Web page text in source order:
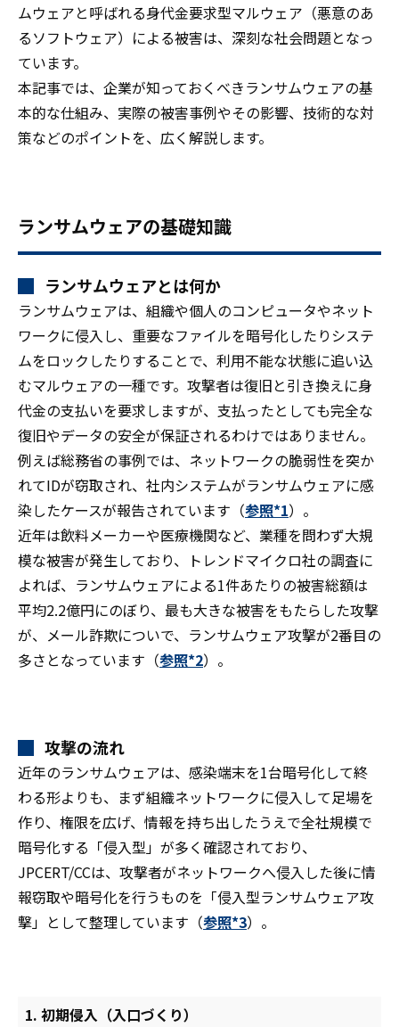
ムウェアと呼ばれる身代金要求型マルウェア（悪意のあ
るソフトウェア）による被害は、深刻な社会問題となっ
ています。
本記事では、企業が知っておくべきランサムウェアの基
本的な仕組み、実際の被害事例やその影響、技術的な対
策などのポイントを、広く解説します。
ランサムウェアの基礎知識
ランサムウェアとは何か
ランサムウェアは、組織や個人のコンピュータやネット
ワークに侵入し、重要なファイルを暗号化したりシステ
ムをロックしたりすることで、利用不能な状態に追い込
むマルウェアの一種です。攻撃者は復旧と引き換えに身
代金の支払いを要求しますが、支払ったとしても完全な
復旧やデータの安全が保証されるわけではありません。
例えば総務省の事例では、ネットワークの脆弱性を突か
れてIDが窃取され、社内システムがランサムウェアに感
染したケースが報告されています（参照*1）。
近年は飲料メーカーや医療機関など、業種を問わず大規
模な被害が発生しており、トレンドマイクロ社の調査に
よれば、ランサムウェアによる1件あたりの被害総額は
平均2.2億円にのぼり、最も大きな被害をもたらした攻撃
が、メール詐欺についで、ランサムウェア攻撃が2番目の
多さとなっています（参照*2）。
攻撃の流れ
近年のランサムウェアは、感染端末を1台暗号化して終
わる形よりも、まず組織ネットワークに侵入して足場を
作り、権限を広げ、情報を持ち出したうえで全社規模で
暗号化する「侵入型」が多く確認されており、
JPCERT/CCは、攻撃者がネットワークへ侵入した後に情
報窃取や暗号化を行うものを「侵入型ランサムウェア攻
撃」として整理しています（参照*3）。
1. 初期侵入（入口づくり）